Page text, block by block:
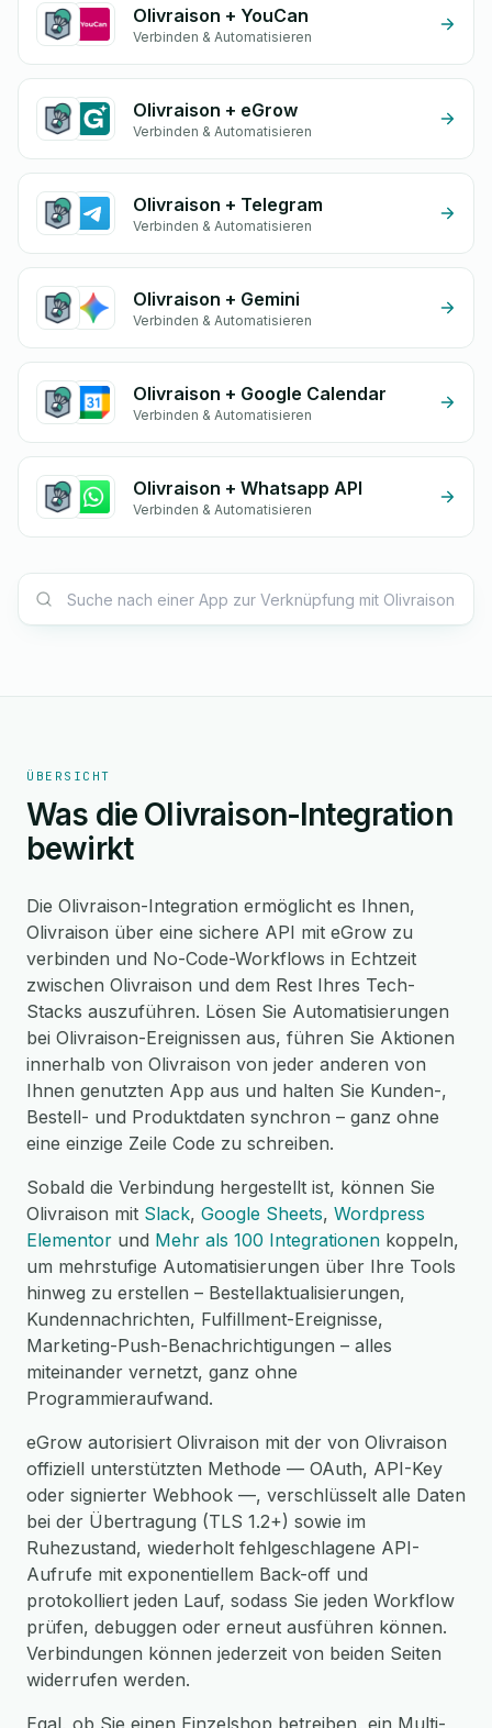
Olivraison + YouCan
Verbinden & Automatisieren
Olivraison + eGrow
Verbinden & Automatisieren
Olivraison + Telegram
Verbinden & Automatisieren
Olivraison + Gemini
Verbinden & Automatisieren
Olivraison + Google Calendar
Verbinden & Automatisieren
Olivraison + Whatsapp API
Verbinden & Automatisieren
ÜBERSICHT
Was die Olivraison-Integration
bewirkt
Die Olivraison-Integration ermöglicht es Ihnen,
Olivraison über eine sichere API mit eGrow zu
verbinden und No-Code-Workflows in Echtzeit
zwischen Olivraison und dem Rest Ihres Tech-
Stacks auszuführen. Lösen Sie Automatisierungen
bei Olivraison-Ereignissen aus, führen Sie Aktionen
innerhalb von Olivraison von jeder anderen von
Ihnen genutzten App aus und halten Sie Kunden-,
Bestell- und Produktdaten synchron – ganz ohne
eine einzige Zeile Code zu schreiben.
Sobald die Verbindung hergestellt ist, können Sie
Olivraison mit Slack, Google Sheets, Wordpress
Elementor und Mehr als 100 Integrationen koppeln,
um mehrstufige Automatisierungen über Ihre Tools
hinweg zu erstellen – Bestellaktualisierungen,
Kundennachrichten, Fulfillment-Ereignisse,
Marketing-Push-Benachrichtigungen – alles
miteinander vernetzt, ganz ohne
Programmieraufwand.
eGrow autorisiert Olivraison mit der von Olivraison
offiziell unterstützten Methode — OAuth, API-Key
oder signierter Webhook —, verschlüsselt alle Daten
bei der Übertragung (TLS 1.2+) sowie im
Ruhezustand, wiederholt fehlgeschlagene API-
Aufrufe mit exponentiellem Back-off und
protokolliert jeden Lauf, sodass Sie jeden Workflow
prüfen, debuggen oder erneut ausführen können.
Verbindungen können jederzeit von beiden Seiten
widerrufen werden.
Egal, ob Sie einen Einzelshop betreiben, ein Multi-